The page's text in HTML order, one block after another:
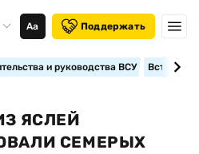
Аа Поддержать
и руководства ВСУ
ЯСЛЕЙ
СЕМЕРЫХ